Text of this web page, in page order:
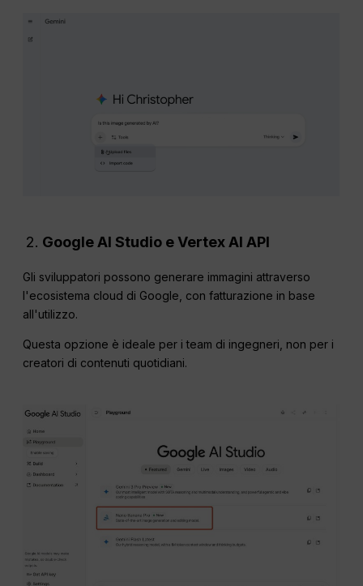
Google AI Studio e Vertex AI API
Gli sviluppatori possono generare immagini attraverso
l'ecosistema cloud di Google, con fatturazione in base
all'utilizzo.
Questa opzione è ideale per i team di ingegneri, non per i
creatori di contenuti quotidiani.